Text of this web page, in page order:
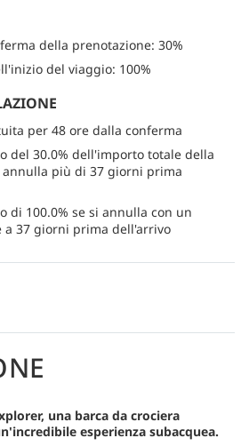
della prenotazione: 30%
del viaggio: 100%
per 48 ore dalla conferma
del 30.0% dell'importo totale della
annulla più di 37 giorni prima
di 100.0% se si annulla con un
a 37 giorni prima dell'arrivo
una barca da crociera
esperienza subacquea.